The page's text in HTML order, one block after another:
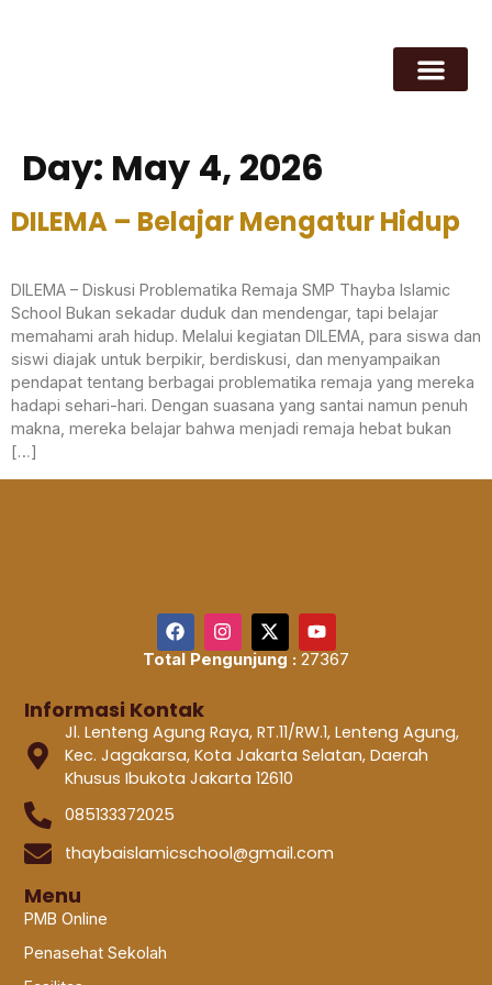
Day: May 4, 2026
DILEMA – Belajar Mengatur Hidup
DILEMA – Diskusi Problematika Remaja SMP Thayba Islamic
School Bukan sekadar duduk dan mendengar, tapi belajar
memahami arah hidup. Melalui kegiatan DILEMA, para siswa dan
siswi diajak untuk berpikir, berdiskusi, dan menyampaikan
pendapat tentang berbagai problematika remaja yang mereka
hadapi sehari-hari. Dengan suasana yang santai namun penuh
makna, mereka belajar bahwa menjadi remaja hebat bukan
[…]
Total Pengunjung : 27367
Informasi Kontak
Jl. Lenteng Agung Raya, RT.11/RW.1, Lenteng Agung,
Kec. Jagakarsa, Kota Jakarta Selatan, Daerah
Khusus Ibukota Jakarta 12610
085133372025
thaybaislamicschool@gmail.com
Menu
PMB Online
Penasehat Sekolah